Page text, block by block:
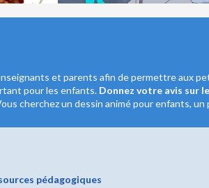
et parents afin de permettre aux
pour les enfants. Donnez votre avis sur
cherchez un dessin animé pour enfants,
pédagogiques